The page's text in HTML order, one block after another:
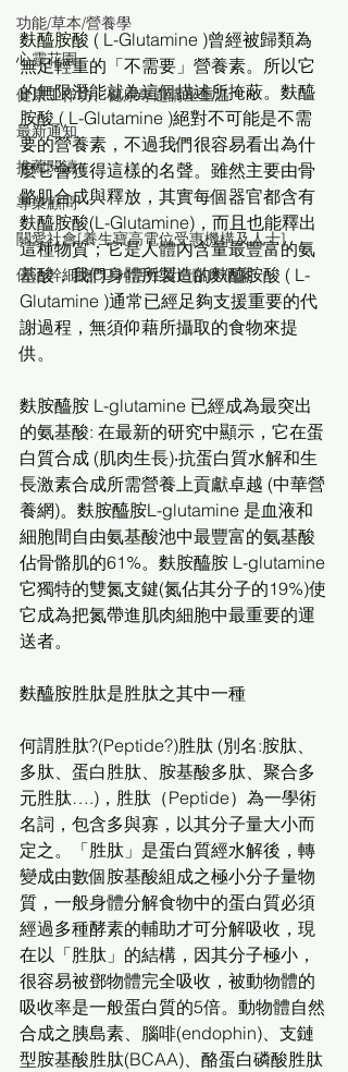
功能/草本/營養學
心靈花園
健康工作坊、健康專題講座重温
最新通知
推薦閱讀
專業顧問
關愛社會[養生寶高電位受惠機構及人士]
倍活幹細胞CD34活性蛋白臨床個案
麩醯胺酸 ( L-Glutamine )曾經被歸類為
無足輕重的「不需要」營養素。所以它
的無限潛能就為這個描述所掩蔽。麩醯
胺酸 ( L-Glutamine )絕對不可能是不需
要的營養素，不過我們很容易看出為什
麼它會獲得這樣的名聲。雖然主要由骨
骼肌合成與釋放，其實每個器官都含有
麩醯胺酸(L-Glutamine)，而且也能釋出
這種物質；它是人體內含量最豐富的氨
基酸，我們身體所製造的麩醯胺酸 ( L-
Glutamine )通常已經足夠支援重要的代
謝過程，無須仰藉所攝取的食物來提
供。
麩胺醯胺 L-glutamine 已經成為最突出
的氨基酸: 在最新的研究中顯示，它在蛋
白質合成 (肌肉生長)‧抗蛋白質水解和生
長激素合成所需營養上貢獻卓越 (中華營
養網)。麩胺醯胺L-glutamine 是血液和
細胞間自由氨基酸池中最豐富的氨基酸
佔骨骼肌的61%。麩胺醯胺 L-glutamine
它獨特的雙氮支鍵(氮佔其分子的19%)使
它成為把氮帶進肌肉細胞中最重要的運
送者。
麩醯胺胜肽是胜肽之其中一種
何謂胜肽?(Peptide?)胜肽 (別名:胺肽、
多肽、蛋白胜肽、胺基酸多肽、聚合多
元胜肽….)，胜肽（Peptide）為一學術
名詞，包含多與寡，以其分子量大小而
定之。「胜肽」是蛋白質經水解後，轉
變成由數個胺基酸組成之極小分子量物
質，一般身體分解食物中的蛋白質必須
經過多種酵素的輔助才可分解吸收，現
在以「胜肽」的結構，因其分子極小，
很容易被鄧物體完全吸收，被動物體的
吸收率是一般蛋白質的5倍。動物體自然
合成之胰島素、腦啡(endophin)、支鏈
型胺基酸胜肽(BCAA)、酪蛋白磷酸胜肽